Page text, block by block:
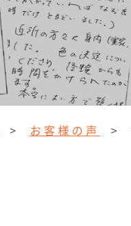
> お客様の声 >